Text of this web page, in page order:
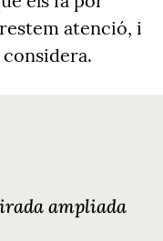
atenció, i
considera.
ampliada